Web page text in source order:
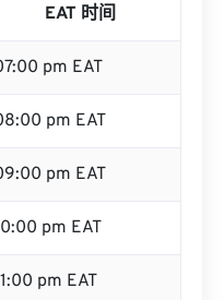
EAT 时间
pm EAT
pm EAT
pm EAT
pm EAT
pm EAT